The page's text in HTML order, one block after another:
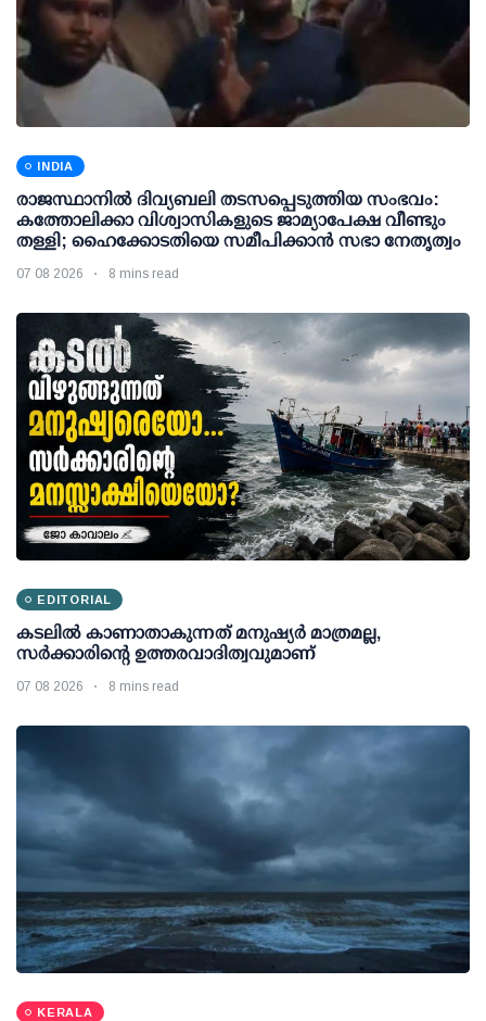
INDIA
രാജസ്ഥാനിൽ ദിവ്യബലി തടസപ്പെടുത്തിയ സംഭവം:
കത്തോലിക്കാ വിശ്വാസികളുടെ ജാമ്യാപേക്ഷ വീണ്ടും
തള്ളി; ഹൈക്കോടതിയെ സമീപിക്കാൻ സഭാ നേതൃത്വം
07 08 2026 8 mins read
EDITORIAL
കടലിൽ കാണാതാകുന്നത് മനുഷ്യർ മാത്രമല്ല,
സർക്കാരിന്റെ ഉത്തരവാദിത്വവുമാണ്
07 08 2026 8 mins read
KERALA